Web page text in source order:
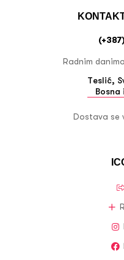
Radnim
Teslić,
Bosna
Dostava se